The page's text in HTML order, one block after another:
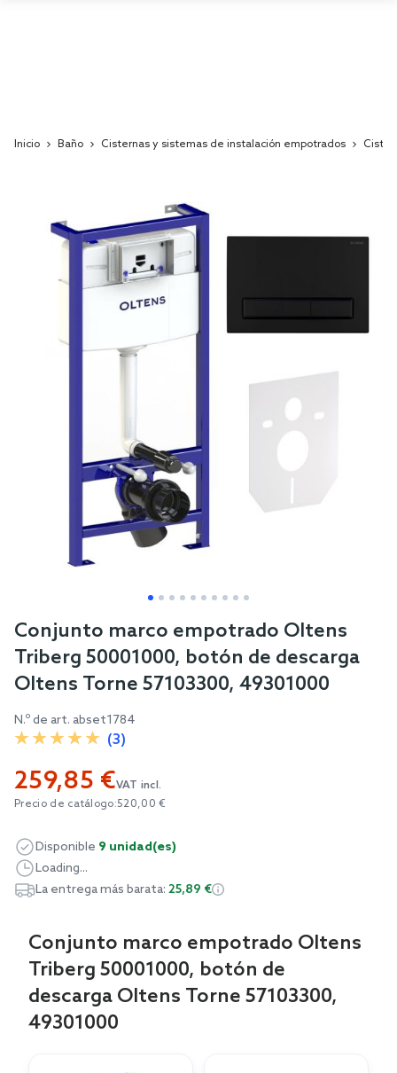
Inicio Baño Cisternas y sistemas de instalación empotrados
images
Skip
to
beginning
of
the
gallery
Conjunto marco empotrado Oltens
Triberg 50001000, botón de descarga
Oltens Torne 57103300, 49301000
N.º de art. abset1784
(3)
259,85 €VAT incl.
Precio de catálogo:520,00 €
Disponible 9 unidad(es)
Loading...
La entrega más barata: 25,89 €
Conjunto marco empotrado Oltens
Triberg 50001000, botón de
descarga Oltens Torne 57103300,
49301000